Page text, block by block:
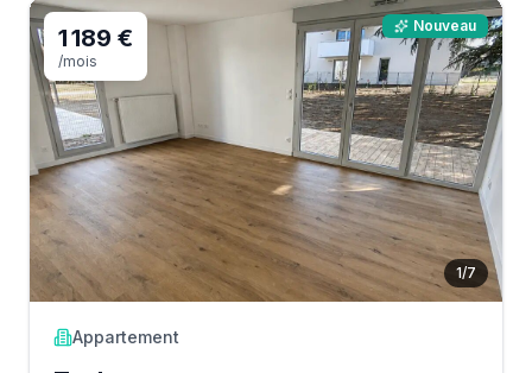
1/7
1 189 €
/mois
Nouveau
Appartement